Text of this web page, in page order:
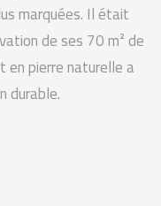
marquées. Il était
de ses 70 m² de
en pierre naturelle a
durable.